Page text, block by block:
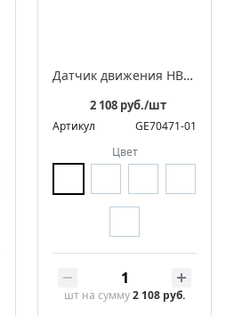
Датчик движения HB-PIR-40 ИК в корпусе
2 108 руб./шт
Артикул
GE70471-01
Цвет
шт на сумму2 108 руб.